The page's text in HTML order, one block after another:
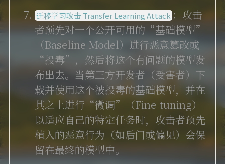
迁移学习攻击 Transfer Learning Attack：攻击
者预先对一个公开可用的“基础模型”
（Baseline Model）进行恶意篡改或
“投毒”，然后将这个有问题的模型发
布出去。当第三方开发者（受害者）下
载并使用这个被投毒的基础模型，并在
其之上进行“微调”（Fine-tuning）
以适应自己的特定任务时，攻击者预先
植入的恶意行为（如后门或偏见）会保
留在最终的模型中。